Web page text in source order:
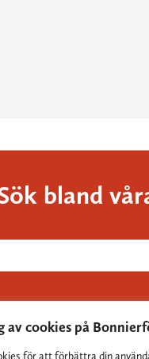
av cookies på
för att förbättra din
bland